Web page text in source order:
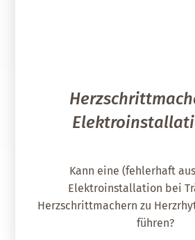
Kann eine (fehlerhaft
Elektroinstallation bei
Herzschrittmachern zu
führen?